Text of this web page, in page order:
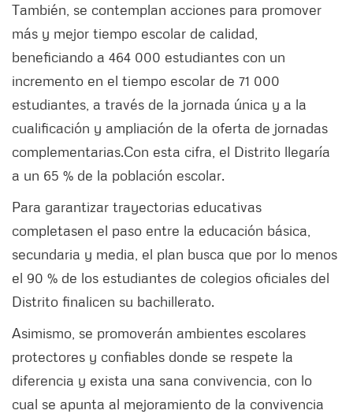
También, se contemplan acciones para promover
más y mejor tiempo escolar de calidad,
beneficiando a 464 000 estudiantes con un
incremento en el tiempo escolar de 71 000
estudiantes, a través de la jornada única y a la
cualificación y ampliación de la oferta de jornadas
complementarias.Con esta cifra, el Distrito llegaría
a un 65 % de la población escolar.
Para garantizar trayectorias educativas
completasen el paso entre la educación básica,
secundaria y media, el plan busca que por lo menos
el 90 % de los estudiantes de colegios oficiales del
Distrito finalicen su bachillerato.
Asimismo, se promoverán ambientes escolares
protectores y confiables donde se respete la
diferencia y exista una sana convivencia, con lo
cual se apunta al mejoramiento de la convivencia